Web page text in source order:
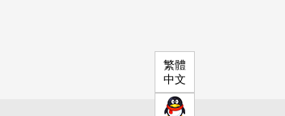
繁體
中文